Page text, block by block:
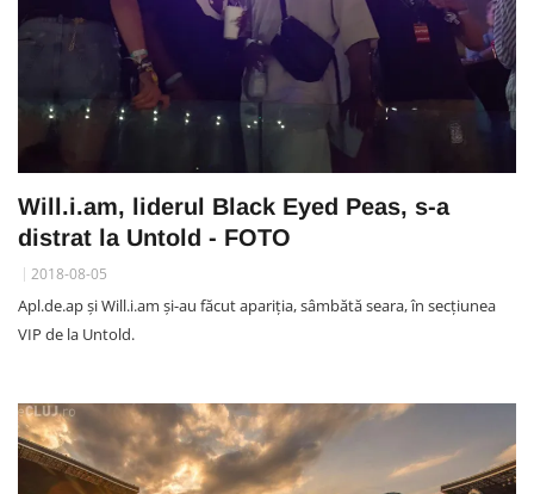
Will.i.am, liderul Black Eyed Peas, s-a
distrat la Untold - FOTO
2018-08-05
Apl.de.ap și Will.i.am și-au făcut apariția, sâmbătă seara, în secțiunea
VIP de la Untold.